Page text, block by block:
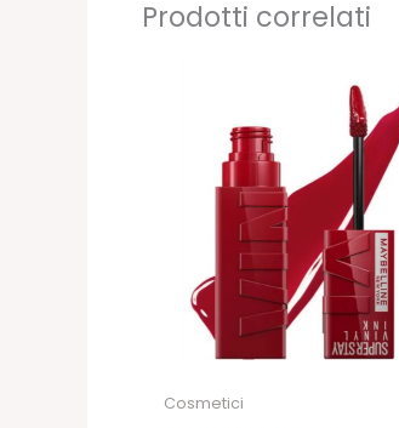
Prodotti correlati
Cosmetici